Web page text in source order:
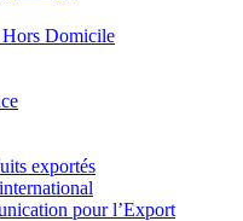
Domicile
exportés
pour l’Export